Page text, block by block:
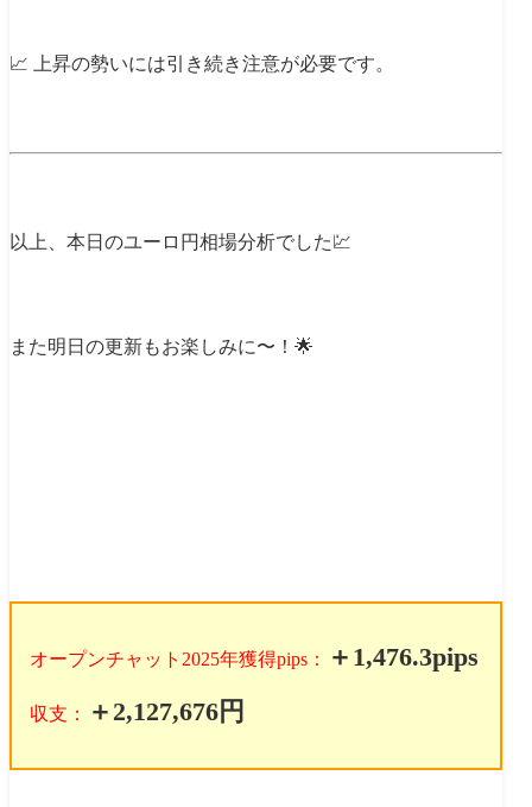
📈 上昇の勢いには引き続き注意が必要です。
以上、本日のユーロ円相場分析でした💹
また明日の更新もお楽しみに〜！🌟
オープンチャット2025年獲得pips： ＋1,476.3pips
収支： ＋2,127,676円